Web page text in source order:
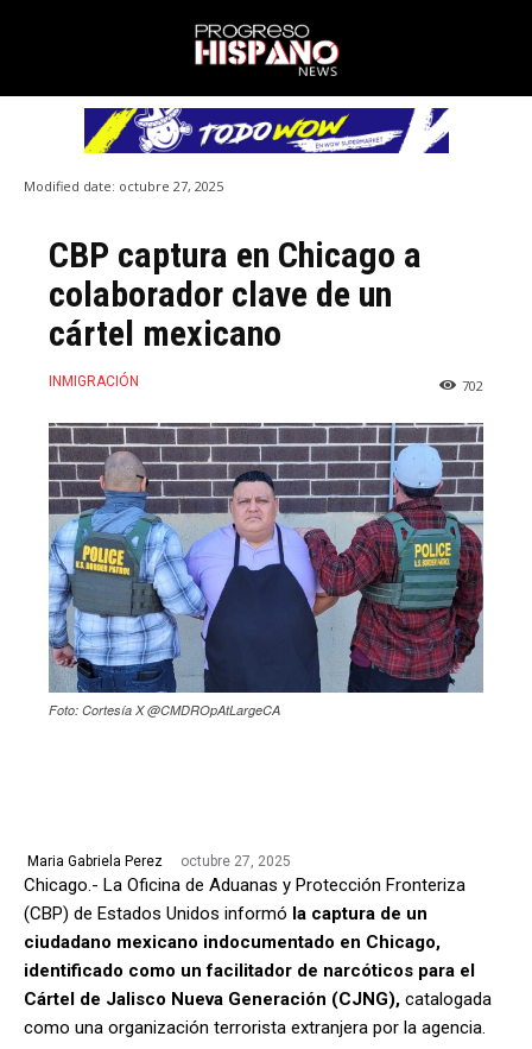
Modified date: octubre 27, 2025
CBP captura en Chicago a
colaborador clave de un
cártel mexicano
INMIGRACIÓN 702
Foto: Cortesía X @CMDROpAtLargeCA
Maria Gabriela Perez octubre 27, 2025
Chicago.- La Oficina de Aduanas y Protección Fronteriza
(CBP) de Estados Unidos informó la captura de un
ciudadano mexicano indocumentado en Chicago,
identificado como un facilitador de narcóticos para el
Cártel de Jalisco Nueva Generación (CJNG), catalogada
como una organización terrorista extranjera por la agencia.